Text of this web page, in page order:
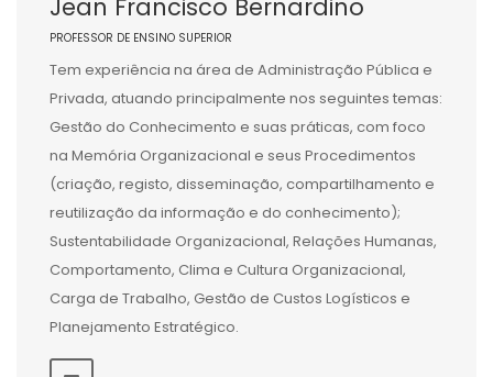
Jean Francisco Bernardino
PROFESSOR DE ENSINO SUPERIOR
Tem experiência na área de Administração Pública e
Privada, atuando principalmente nos seguintes temas:
Gestão do Conhecimento e suas práticas, com foco
na Memória Organizacional e seus Procedimentos
(criação, registo, disseminação, compartilhamento e
reutilização da informação e do conhecimento);
Sustentabilidade Organizacional, Relações Humanas,
Comportamento, Clima e Cultura Organizacional,
Carga de Trabalho, Gestão de Custos Logísticos e
Planejamento Estratégico.